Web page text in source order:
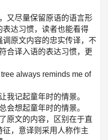
又尽量保留原语的语言形
达习惯，读者也能看得
原文内容的忠实传译，不
合译入语的表达习惯，更
always reminds me of
我记起童年时的情景。
会想起童年时的情景。
原文的内容，区别在于直
，意译则采用人称作主